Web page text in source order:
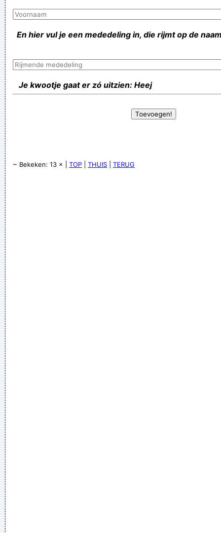
En hier vul je een mededeling in, die rijmt op de
Je kwootje gaat er zó uitzien: Heej
~ Bekeken: 13 × | TOP THUIS TERUG